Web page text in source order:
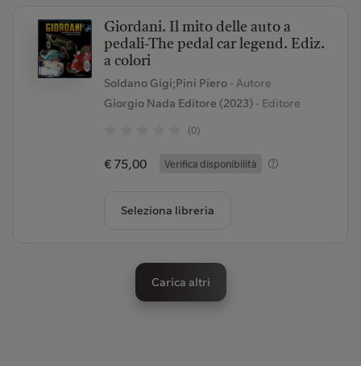
Giordani. Il mito delle auto a
pedali-The pedal car legend. Ediz.
a colori
Soldano Gigi;Pini Piero - Autore
Giorgio Nada Editore (2023)- Editore
(0)
€ 75,00 Verifica disponibilità
Seleziona libreria
Carica altri